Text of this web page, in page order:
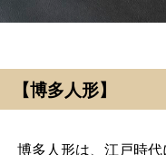
【博多人形】
博多人形は、江戸時